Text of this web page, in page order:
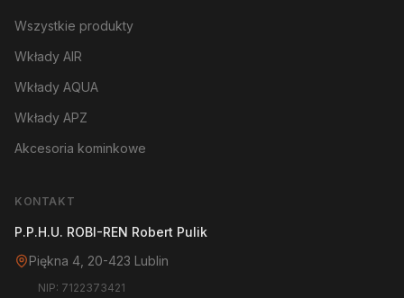
Wszystkie produkty
Wkłady AIR
Wkłady AQUA
Wkłady APZ
Akcesoria kominkowe
KONTAKT
P.P.H.U. ROBI-REN Robert Pulik
Piękna 4, 20-423 Lublin
NIP: 7122373421